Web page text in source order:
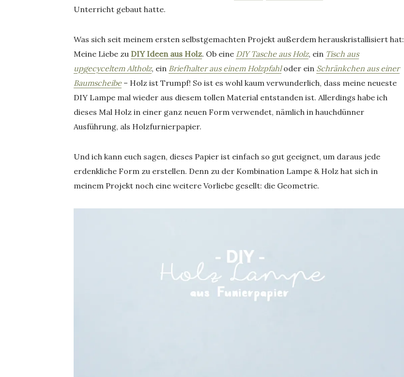
Unterricht gebaut hatte.
Was sich seit meinem ersten selbstgemachten Projekt außerdem herauskristallisiert hat:
Meine Liebe zu DIY Ideen aus Holz. Ob eine DIY Tasche aus Holz, ein Tisch aus
upgecyceltem Altholz, ein Briefhalter aus einem Holzpfahloder ein Schränkchen aus einer
Baumscheibe– Holz ist Trumpf! So ist es wohl kaum verwunderlich, dass meine neueste
DIY Lampe mal wieder aus diesem tollen Material entstanden ist. Allerdings habe ich
dieses Mal Holz in einer ganz neuen Form verwendet, nämlich in hauchdünner
Ausführung, als Holzfurnierpapier.
Und ich kann euch sagen, dieses Papier ist einfach so gut geeignet, um daraus jede
erdenkliche Form zu erstellen. Denn zu der Kombination Lampe & Holz hat sich in
meinem Projekt noch eine weitere Vorliebe gesellt: die Geometrie.